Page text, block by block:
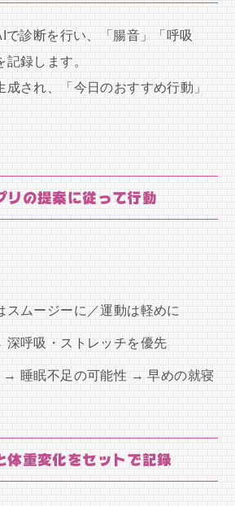
で診断を行い、「腸音」「呼吸
録します。
成され、「今日のおすすめ行動」
の提案に従って行動
ムージーに／運動は軽めに
呼吸・ストレッチを優先
→ 睡眠不足の可能性 → 早めの就寝
重変化をセットで記録